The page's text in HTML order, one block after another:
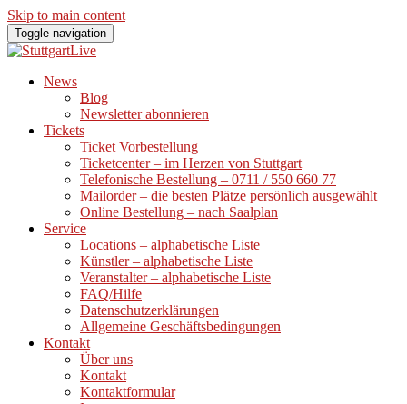
Skip to main content
Toggle navigation
News
Blog
Newsletter abonnieren
Tickets
Ticket Vorbestellung
Ticketcenter – im Herzen von Stuttgart
Telefonische Bestellung – 0711 / 550 660 77
Mailorder – die besten Plätze persönlich ausgewählt
Online Bestellung – nach Saalplan
Service
Locations – alphabetische Liste
Künstler – alphabetische Liste
Veranstalter – alphabetische Liste
FAQ/Hilfe
Datenschutzerklärungen
Allgemeine Geschäftsbedingungen
Kontakt
Über uns
Kontakt
Kontaktformular